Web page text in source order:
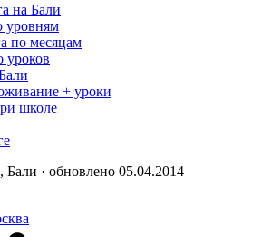
на Бали
уровням
по месяцам
уроков
+ уроки
школе
Бали · обновлено 05.04.2014